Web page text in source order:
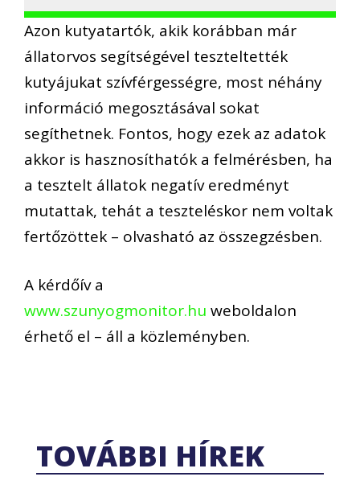
Azon kutyatartók, akik korábban már
állatorvos segítségével teszteltették
kutyájukat szívférgességre, most néhány
információ megosztásával sokat
segíthetnek. Fontos, hogy ezek az adatok
akkor is hasznosíthatók a felmérésben, ha
a tesztelt állatok negatív eredményt
mutattak, tehát a teszteléskor nem voltak
fertőzöttek – olvasható az összegzésben.
A kérdőív a
www.szunyogmonitor.hu weboldalon
érhető el – áll a közleményben.
TOVÁBBI HÍREK